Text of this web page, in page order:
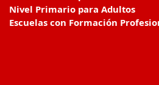
Nivel Primario para Adultos
Escuelas con Formación